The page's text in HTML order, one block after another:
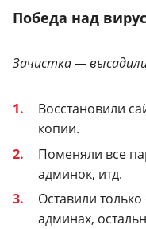
Победа над
Зачистка —
Восстановили
копии.
Поменяли все
админок, итд.
Оставили
админах,